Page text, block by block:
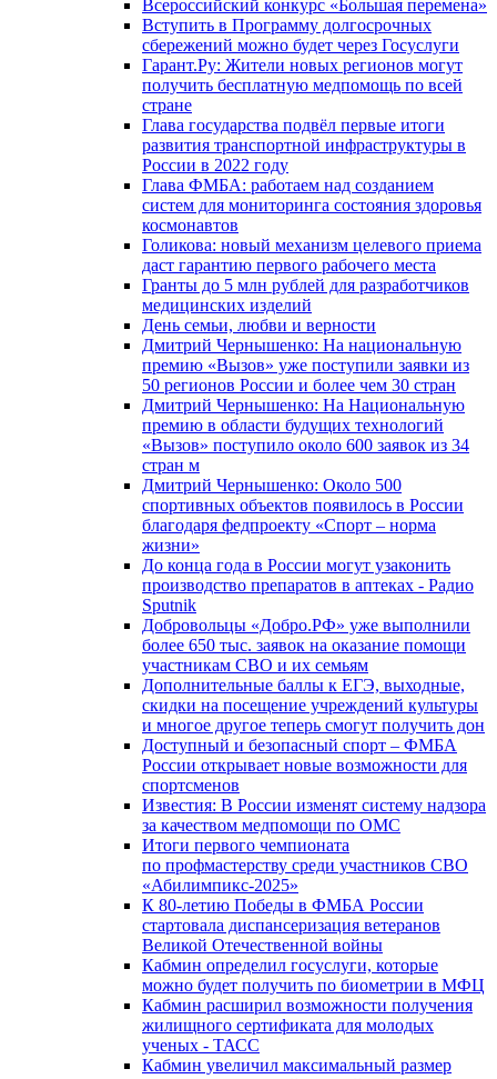
Всероссийский конкурс «Большая перемена»
Вступить в Программу долгосрочных
сбережений можно будет через Госуслуги
Гарант.Ру: Жители новых регионов могут
получить бесплатную медпомощь по всей
стране
Глава государства подвёл первые итоги
развития транспортной инфраструктуры в
России в 2022 году
Глава ФМБА: работаем над созданием
систем для мониторинга состояния здоровья
космонавтов
Голикова: новый механизм целевого приема
даст гарантию первого рабочего места
Гранты до 5 млн рублей для разработчиков
медицинских изделий
День семьи, любви и верности
Дмитрий Чернышенко: На национальную
премию «Вызов» уже поступили заявки из
50 регионов России и более чем 30 стран
Дмитрий Чернышенко: На Национальную
премию в области будущих технологий
«Вызов» поступило около 600 заявок из 34
стран м
Дмитрий Чернышенко: Около 500
спортивных объектов появилось в России
благодаря федпроекту «Спорт – норма
жизни»
До конца года в России могут узаконить
производство препаратов в аптеках - Радио
Sputnik
Добровольцы «Добро.РФ» уже выполнили
более 650 тыс. заявок на оказание помощи
участникам СВО и их семьям
Дополнительные баллы к ЕГЭ, выходные,
скидки на посещение учреждений культуры
и многое другое теперь смогут получить дон
Доступный и безопасный спорт – ФМБА
России открывает новые возможности для
спортсменов
Известия: В России изменят систему надзора
за качеством медпомощи по ОМС
Итоги первого чемпионата
по профмастерству среди участников СВО
«Абилимпикс-2025»
К 80-летию Победы в ФМБА России
стартовала диспансеризация ветеранов
Великой Отечественной войны
Кабмин определил госуслуги, которые
можно будет получить по биометрии в МФЦ
Кабмин расширил возможности получения
жилищного сертификата для молодых
ученых - ТАСС
Кабмин увеличил максимальный размер